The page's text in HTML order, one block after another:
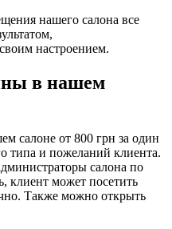
нашего салона все
настроением.
в нашем
салоне от 800 грн за один
типа и пожеланий клиента.
салона по
клиент может посетить
Также можно открыть